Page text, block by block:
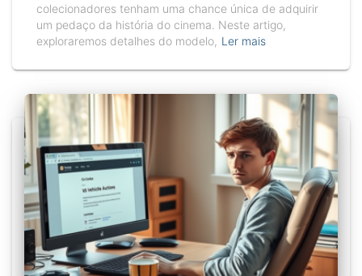
colecionadores tenham uma chance única de adquirir
um pedaço da história do cinema. Neste artigo,
exploraremos detalhes do modelo, Ler mais